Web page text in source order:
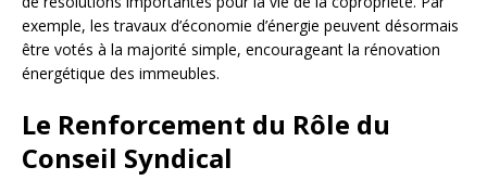
exemple, les travaux d’économie d’énergie peuvent désormais
être votés à la majorité simple, encourageant la rénovation
énergétique des immeubles.
Le Renforcement du Rôle du
Conseil Syndical